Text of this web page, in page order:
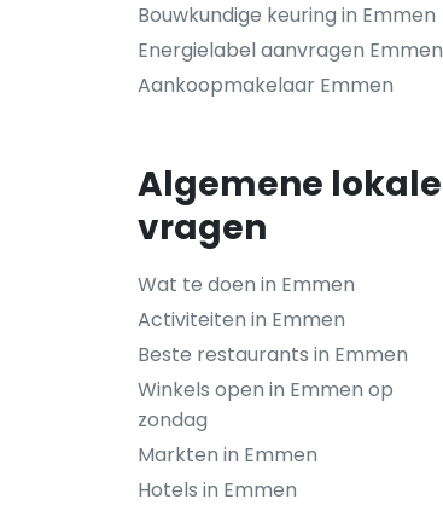
Bouwkundige keuring in Emmen
Energielabel aanvragen Emmen
Aankoopmakelaar Emmen
Algemene lokale
vragen
Wat te doen in Emmen
Activiteiten in Emmen
Beste restaurants in Emmen
Winkels open in Emmen op
zondag
Markten in Emmen
Hotels in Emmen